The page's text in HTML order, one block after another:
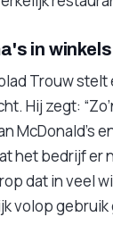
in winkels
Trouw
Hij zegt:
McDonald's
het bedrijf er
dat in veel
volop gebruik